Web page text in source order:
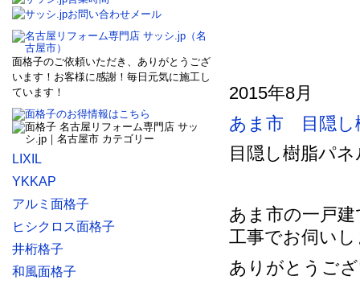
2015年8月
あま市 目隠し
目隠し樹脂パ
あま市の一戸
工事でお伺い
ありがとうご
面格子のご依頼いただき、ありがとうござ
います！お客様に感謝！毎日元気に施工し
ています！
LIXIL
YKKAP
アルミ面格子
ヒシクロス面格子
井桁格子
和風面格子